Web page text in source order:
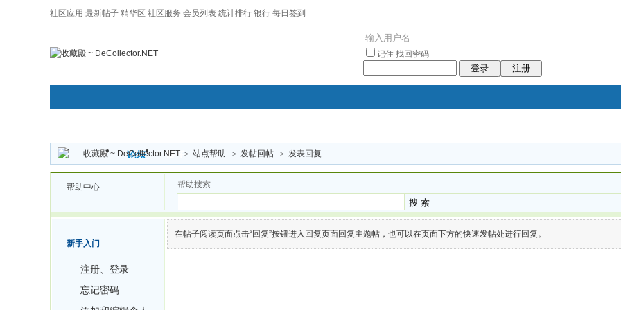
社区应用 最新帖子 精华区 社区服务 会员列表 统计排行 银行 每日签到
记住 找回密码
登录 注册
门户 论坛 圈子
袦褘效
褔
袠袠袥眩褦
收藏殿 ~ DeCollector.NET > 站点帮助 > 发帖回帖 > 发表回复
帮助中心 帮助搜索
搜 索
新手入门
注册、登录
忘记密码
在帖子阅读页面点击“回复”按钮进入回复页面回复主题帖，也可以在页面下方的快速发帖处进行回复。